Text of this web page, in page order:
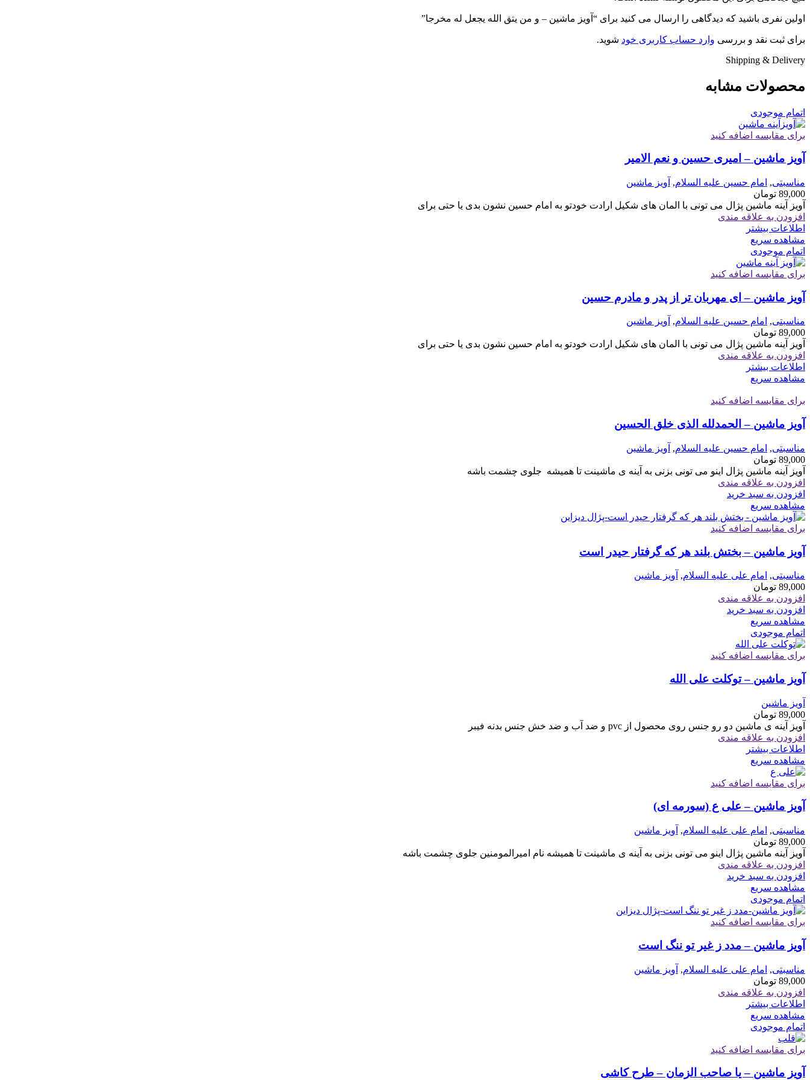
اولین نفری باشید که دیدگاهی را ارسال می کنید برای “آویز ماشین – و من یتق الله یجعل له مخرجا”
برای ثبت نقد و بررسی وارد حساب کاربری خود شوید.
Shipping & Delivery
محصولات مشابه
اتمام موجودی
برای مقایسه اضافه کنید
آویز ماشین – امیری حسین و نعم الامیر
مناسبتی, امام حسین علیه السلام, آویز ماشین
89,000 تومان
آویز آینه ماشین پژال می تونی با المان های شکیل ارادت خودتو به امام حسین نشون بدی یا حتی برای
افزودن به علاقه مندی
اطلاعات بیشتر
مشاهده سریع
اتمام موجودی
برای مقایسه اضافه کنید
آویز ماشین – ای مهربان تر از پدر و مادرم حسین
مناسبتی, امام حسین علیه السلام, آویز ماشین
89,000 تومان
آویز آینه ماشین پژال می تونی با المان های شکیل ارادت خودتو به امام حسین نشون بدی یا حتی برای
افزودن به علاقه مندی
اطلاعات بیشتر
مشاهده سریع
برای مقایسه اضافه کنید
آویز ماشین – الحمدلله الذی خلق الحسین
مناسبتی, امام حسین علیه السلام, آویز ماشین
89,000 تومان
آویز آینه ماشین پژال اینو می تونی بزنی به آینه ی ماشینت تا همیشه جلوی چشمت باشه
افزودن به علاقه مندی
افزودن به سبد خرید
مشاهده سریع
برای مقایسه اضافه کنید
آویز ماشین – بختش بلند هر که گرفتار حیدر است
مناسبتی, امام علی علیه السلام, آویز ماشین
89,000 تومان
افزودن به علاقه مندی
افزودن به سبد خرید
مشاهده سریع
اتمام موجودی
برای مقایسه اضافه کنید
آویز ماشین – توکلت علی الله
آویز ماشین
89,000 تومان
آویز آینه ی ماشین دو رو جنس روی محصول از pvc و ضد آب و ضد خش جنس بدنه فیبر
افزودن به علاقه مندی
اطلاعات بیشتر
مشاهده سریع
برای مقایسه اضافه کنید
آویز ماشین – علی ع (سورمه ای)
مناسبتی, امام علی علیه السلام, آویز ماشین
89,000 تومان
آویز آینه ماشین پژال اینو می تونی بزنی به آینه ی ماشینت تا همیشه نام امیرالمومنین جلوی چشمت باشه
افزودن به علاقه مندی
افزودن به سبد خرید
مشاهده سریع
اتمام موجودی
برای مقایسه اضافه کنید
آویز ماشین – مدد ز غیر تو ننگ است
مناسبتی, امام علی علیه السلام, آویز ماشین
89,000 تومان
افزودن به علاقه مندی
اطلاعات بیشتر
مشاهده سریع
اتمام موجودی
برای مقایسه اضافه کنید
آویز ماشین – یا صاحب الزمان – طرح کاشی